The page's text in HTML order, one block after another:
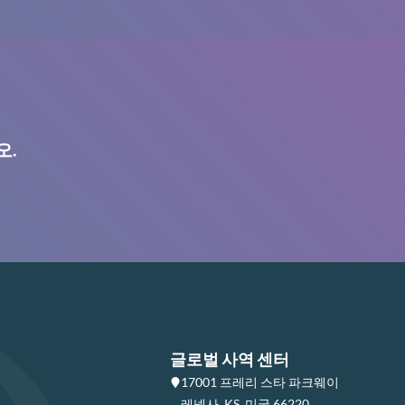
.
글로벌 사역 센터
17001 프레리 스타 파크웨이